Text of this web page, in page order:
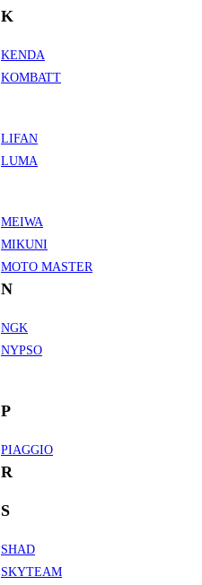
K
KENDA
KOMBATT
LIFAN
LUMA
MEIWA
MIKUNI
MOTO MASTER
N
NGK
NYPSO
P
PIAGGIO
R
S
SHAD
SKYTEAM